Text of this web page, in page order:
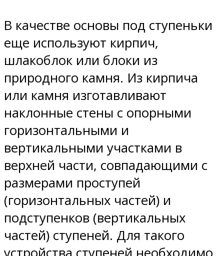
В качестве основы под ступеньки
еще используют кирпич,
шлакоблок или блоки из
природного камня. Из кирпича
или камня изготавливают
наклонные стены с опорными
горизонтальными и
вертикальными участками в
верхней части, совпадающими с
размерами проступей
(горизонтальных частей) и
подступенков (вертикальных
частей) ступеней. Для такого